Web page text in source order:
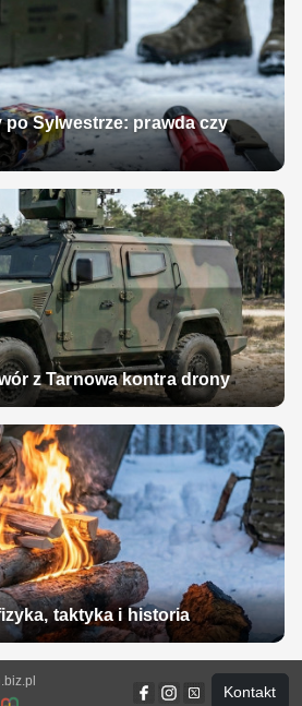
po Sylwestrze: prawda czy
z Tarnowa kontra drony
taktyka i historia
Kontakt